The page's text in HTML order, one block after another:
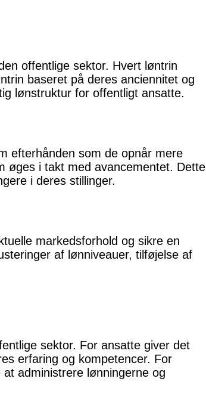
offentlige sektor. Hvert løntrin
baseret på deres anciennitet og
lønstruktur for offentligt ansatte.
efterhånden som de opnår mere
øges i takt med avancementet. Dette
i deres stillinger.
markedsforhold og sikre en
af lønniveauer, tilføjelse af
sektor. For ansatte giver det
erfaring og kompetencer. For
administrere lønningerne og